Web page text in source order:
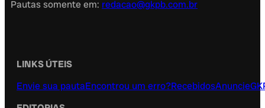
Pautas somente em: redacao@gkpb.com.br
LINKS ÚTEIS
Envie sua pautaEncontrou um erro?RecebidosAnuncie